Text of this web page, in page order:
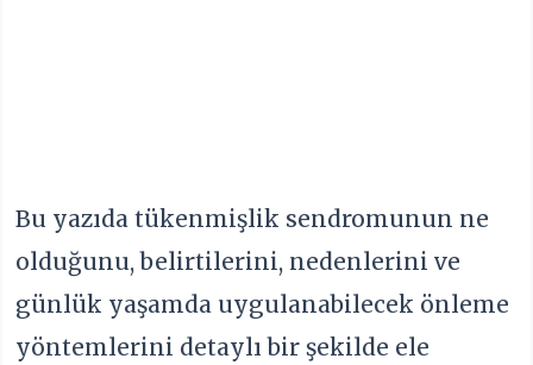
Bu yazıda tükenmişlik sendromunun ne
olduğunu, belirtilerini, nedenlerini ve
günlük yaşamda uygulanabilecek önleme
yöntemlerini detaylı bir şekilde ele